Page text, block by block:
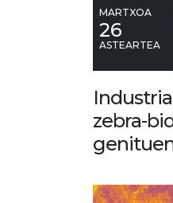
MARTXOA
26
ASTEARTEA
zebra-